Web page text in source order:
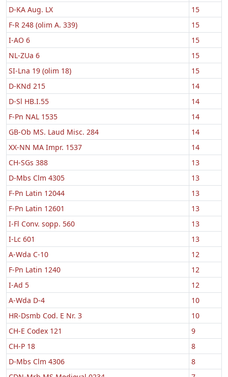
D-KA Aug. LX
15
F-R 248 (olim A. 339)
15
I-AO 6
15
NL-ZUa 6
15
SI-Lna 19 (olim 18)
15
D-KNd 215
14
D-Sl HB.I.55
14
F-Pn NAL 1535
14
GB-Ob MS. Laud Misc. 284
14
XX-NN MA Impr. 1537
14
CH-SGs 388
13
D-Mbs Clm 4305
13
F-Pn Latin 12044
13
F-Pn Latin 12601
13
I-Fl Conv. sopp. 560
13
I-Lc 601
13
A-Wda C-10
12
F-Pn Latin 1240
12
I-Ad 5
12
A-Wda D-4
10
HR-Dsmb Cod. E Nr. 3
10
CH-E Codex 121
9
CH-P 18
8
D-Mbs Clm 4306
8